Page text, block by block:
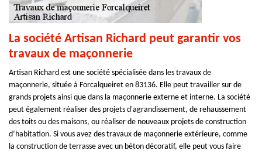
La société Artisan Richard peut garantir vos
travaux de maçonnerie
Artisan Richard est une société spécialisée dans les travaux de
maçonnerie, située à Forcalqueiret en 83136. Elle peut travailler sur de
grands projets ainsi que dans la maçonnerie externe et interne. La société
peut également réaliser des projets d'agrandissement, de rehaussement
des toits ou des maisons, ou réaliser de nouveaux projets de construction
d’habitation. Si vous avez des travaux de maçonnerie extérieure, comme
la construction de terrasse avec un béton décoratif, elle peut vous faire